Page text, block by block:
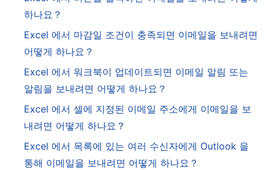
하나요？
Excel 에서 마감일 조건이 충족되면 이메일을 보내려면
어떻게 하나요？
Excel 에서 워크북이 업데이트되면 이메일 알림 또는
알림을 보내려면 어떻게 하나요？
Excel 에서 셀에 지정된 이메일 주소에게 이메일을 보
내려면 어떻게 하나요？
Excel 에서 목록에 있는 여러 수신자에게 Outlook 을
통해 이메일을 보내려면 어떻게 하나요？